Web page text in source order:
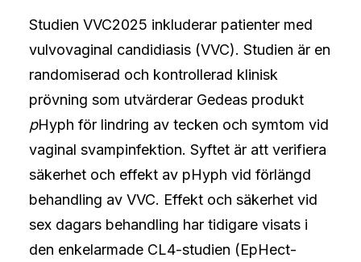
Studien VVC2025 inkluderar patienter med
vulvovaginal candidiasis (VVC). Studien är en
randomiserad och kontrollerad klinisk
prövning som utvärderar Gedeas produkt
pHyph för lindring av tecken och symtom vid
vaginal svampinfektion. Syftet är att verifiera
säkerhet och effekt av pHyph vid förlängd
behandling av VVC. Effekt och säkerhet vid
sex dagars behandling har tidigare visats i
den enkelarmade CL4-studien (EpHect-